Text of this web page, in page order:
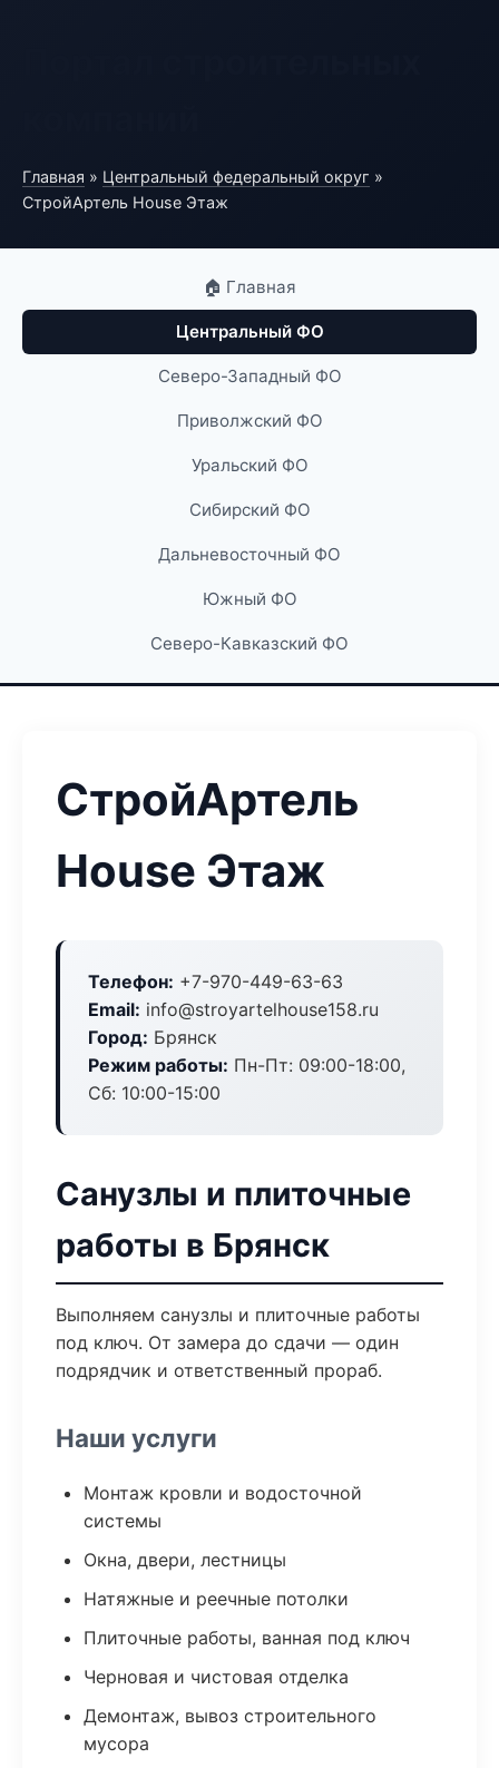
Главная » Центральный федеральный округ »
СтройАртель House Этаж
🏠 Главная
Центральный ФО
Северо-Западный ФО
Приволжский ФО
Уральский ФО
Сибирский ФО
Дальневосточный ФО
Южный ФО
Северо-Кавказский ФО
СтройАртель
House Этаж
Телефон: +7-970-449-63-63
Email: info@stroyartelhouse158.ru
Город: Брянск
Режим работы: Пн-Пт: 09:00-18:00,
Сб: 10:00-15:00
Санузлы и плиточные
работы в Брянск
Выполняем санузлы и плиточные работы
под ключ. От замера до сдачи — один
подрядчик и ответственный прораб.
Наши услуги
Монтаж кровли и водосточной
системы
Окна, двери, лестницы
Натяжные и реечные потолки
Плиточные работы, ванная под ключ
Черновая и чистовая отделка
Демонтаж, вывоз строительного
мусора